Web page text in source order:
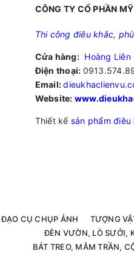
CÔNG TY CỔ PHẦN
Thi công điêu khắc,
Cửa hàng: Hoàng
Điện thoại:
Email:
Website:
Thiết kế sản phẩm điêu
ĐẠO CỤ CHỤP ẢNH TƯỢNG
ĐÈN VƯỜN, LÒ SƯỞI,
BÁT TREO, MÂM TRẦN,